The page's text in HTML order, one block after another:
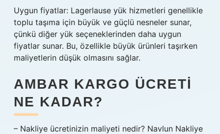
Uygun fiyatlar: Lagerlause yük hizmetleri genellikle
toplu taşıma için büyük ve güçlü nesneler sunar,
çünkü diğer yük seçeneklerinden daha uygun
fiyatlar sunar. Bu, özellikle büyük ürünleri taşırken
maliyetlerin düşük olmasını sağlar.
AMBAR KARGO ÜCRETI
NE KADAR?
– Nakliye ücretinizin maliyeti nedir? Navlun Nakliye